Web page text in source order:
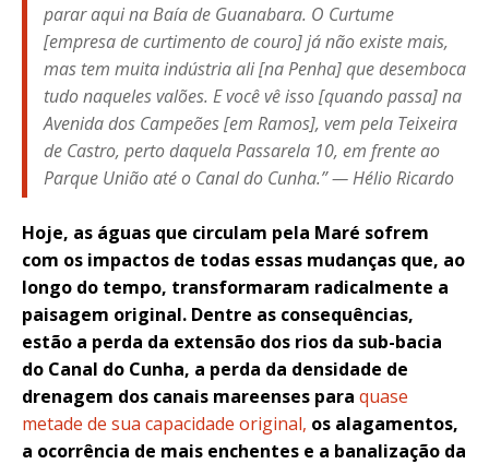
parar aqui na Baía de Guanabara. O Curtume
[empresa de curtimento de couro] já não existe mais,
mas tem muita indústria ali [na Penha] que desemboca
tudo naqueles valões. E você vê isso [quando passa] na
Avenida dos Campeões [em Ramos], vem pela Teixeira
de Castro, perto daquela Passarela 10, em frente ao
Parque União até o Canal do Cunha.” — Hélio Ricardo
Hoje, as águas que circulam pela Maré sofrem
com os impactos de todas essas mudanças que, ao
longo do tempo, transformaram radicalmente a
paisagem original. Dentre as consequências,
estão a perda da extensão dos rios da sub-bacia
do Canal do Cunha, a perda da densidade de
drenagem dos canais mareenses para quase
metade de sua capacidade original, os alagamentos,
a ocorrência de mais enchentes e a banalização da